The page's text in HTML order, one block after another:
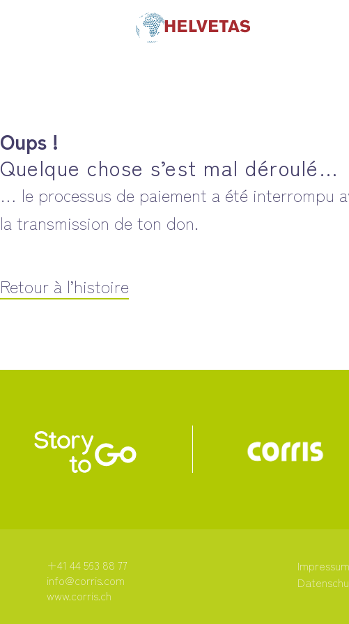
Oups !
Quelque chose s’est mal déroulé…
… le processus de paiement a été interrompu
la transmission de ton don.
Retour à l’histoire
+41 44 563 88 77
info@corris.com
www.corris.ch
Impressum